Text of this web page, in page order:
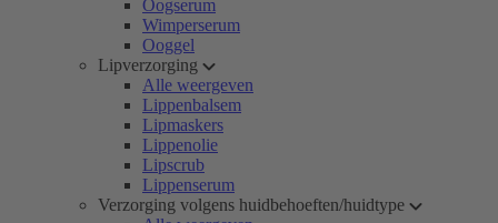
Oogserum
Wimperserum
Ooggel
Lipverzorging
Alle weergeven
Lippenbalsem
Lipmaskers
Lippenolie
Lipscrub
Lippenserum
Verzorging volgens huidbehoeften/huidtype